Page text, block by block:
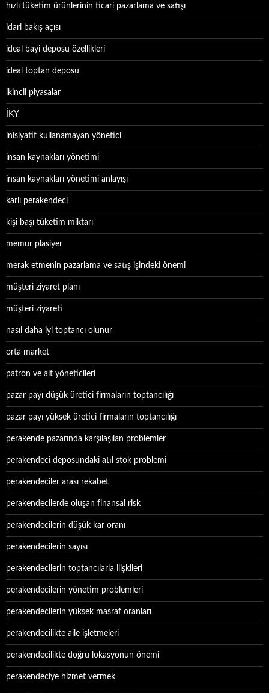
hızlı tüketim ürünlerinin ticari pazarlama ve satışı
idari bakış açısı
ideal bayi deposu özellikleri
ideal toptan deposu
ikincil piyasalar
İKY
inisiyatif kullanamayan yönetici
insan kaynakları yönetimi
insan kaynakları yönetimi anlayışı
karlı perakendeci
kişi başı tüketim miktarı
memur plasiyer
merak etmenin pazarlama ve satış işindeki önemi
müşteri ziyaret planı
müşteri ziyareti
nasıl daha iyi toptancı olunur
orta market
patron ve alt yöneticileri
pazar payı düşük üretici firmaların toptancılığı
pazar payı yüksek üretici firmaların toptancılığı
perakende pazarında karşılaşılan problemler
perakendeci deposundaki atıl stok problemi
perakendeciler arası rekabet
perakendecilerde oluşan finansal risk
perakendecilerin düşük kar oranı
perakendecilerin sayısı
perakendecilerin toptancılarla ilişkileri
perakendecilerin yönetim problemleri
perakendecilerin yüksek masraf oranları
perakendecilikte aile işletmeleri
perakendecilikte doğru lokasyonun önemi
perakendeciye hizmet vermek